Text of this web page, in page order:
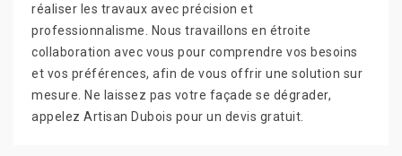
réaliser les travaux avec précision et
professionnalisme. Nous travaillons en étroite
collaboration avec vous pour comprendre vos besoins
et vos préférences, afin de vous offrir une solution sur
mesure. Ne laissez pas votre façade se dégrader,
appelez Artisan Dubois pour un devis gratuit.